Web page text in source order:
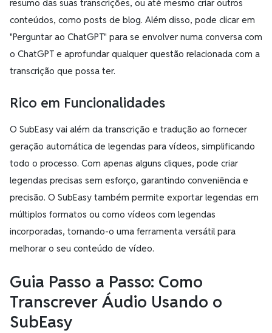
resumo das suas transcrições, ou até mesmo criar outros
conteúdos, como posts de blog. Além disso, pode clicar em
"Perguntar ao ChatGPT" para se envolver numa conversa com
o ChatGPT e aprofundar qualquer questão relacionada com a
transcrição que possa ter.
Rico em Funcionalidades
O SubEasy vai além da transcrição e tradução ao fornecer
geração automática de legendas para vídeos, simplificando
todo o processo. Com apenas alguns cliques, pode criar
legendas precisas sem esforço, garantindo conveniência e
precisão. O SubEasy também permite exportar legendas em
múltiplos formatos ou como vídeos com legendas
incorporadas, tornando-o uma ferramenta versátil para
melhorar o seu conteúdo de vídeo.
Guia Passo a Passo: Como
Transcrever Áudio Usando o
SubEasy